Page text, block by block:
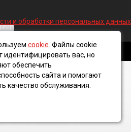
и обработки персональных данных
компания, 2016 ©
cookie . Файлы cookie
идентифицировать вас, но
обеспечить
сайта и помогают
качество обслуживания.